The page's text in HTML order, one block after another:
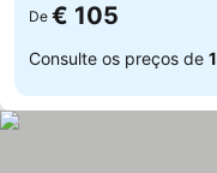
De € 105
Consulte os preços de